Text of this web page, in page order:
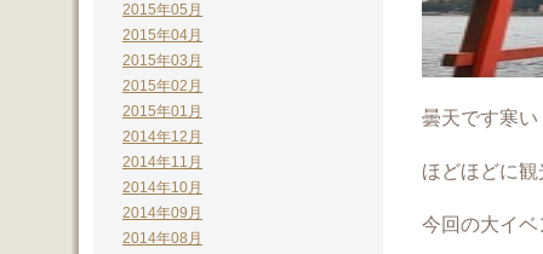
曇天です寒い
ほどほどに
今回の大イベ
2015年05月
2015年04月
2015年03月
2015年02月
2015年01月
2014年12月
2014年11月
2014年10月
2014年09月
2014年08月